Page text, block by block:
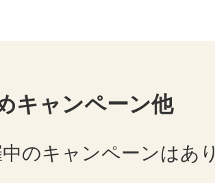
キャンペーン他
のキャンペーンはあ